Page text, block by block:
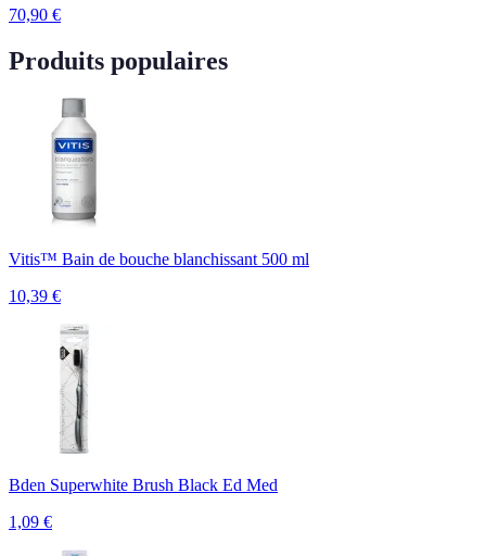
70,90 €
Produits populaires
Vitis™ Bain de bouche blanchissant 500 ml
10,39 €
Bden Superwhite Brush Black Ed Med
1,09 €